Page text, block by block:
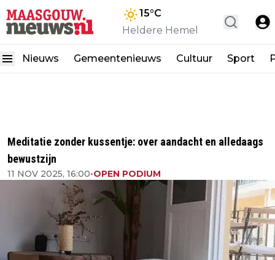
15°C
Heldere Hemel
Nieuws Gemeentenieuws Cultuur Sport
Meditatie zonder kussentje: over aandacht en alledaags
bewustzijn
11 NOV 2025, 16:00•OPEN PODIUM